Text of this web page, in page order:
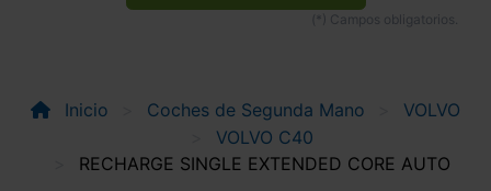
Inicio Coches de Segunda Mano
VOLVO
VOLVO C40
RECHARGE SINGLE EXTENDED CORE AUTO